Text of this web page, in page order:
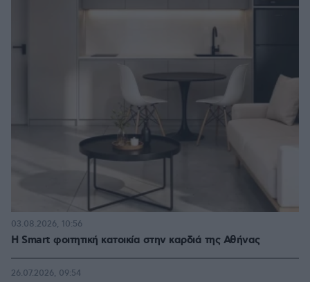
Η Smart φοιτητική κατοικία στην καρδιά της Αθήνας
03.08.2026, 10:56
26.07.2026, 09:54